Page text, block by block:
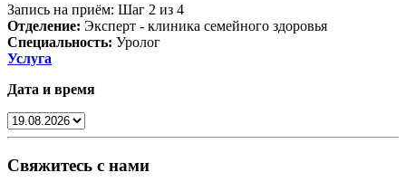
Запись на приём: Шаг 2 из 4
Отделение: Эксперт - клиника семейного здоровья
Специальность: Уролог
Услуга
Дата и время
Свяжитесь с нами